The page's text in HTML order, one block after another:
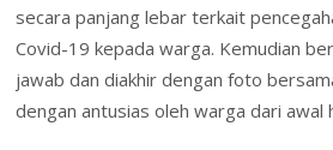
secara panjang lebar terkait
Covid-19 kepada warga. Kemudian
jawab dan diakhir dengan foto
dengan antusias oleh warga dari awal